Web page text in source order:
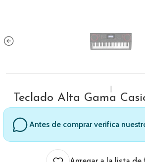
Teclado Alta Gama
Antes de comprar verifica